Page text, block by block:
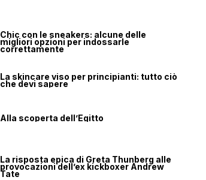
Chic con le sneakers: alcune delle
migliori opzioni per indossarle
correttamente
La skincare viso per principianti: tutto ciò
che devi sapere
Alla scoperta dell’Egitto
La risposta epica di Greta Thunberg alle
provocazioni dell’ex kickboxer Andrew
Tate